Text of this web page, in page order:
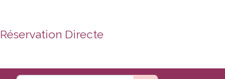
Réservation Directe